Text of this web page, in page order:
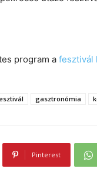
program a fesztivál
gasztronómia
Pinterest